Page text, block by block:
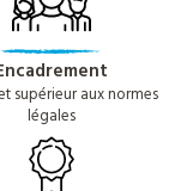
supérieur aux normes
légales